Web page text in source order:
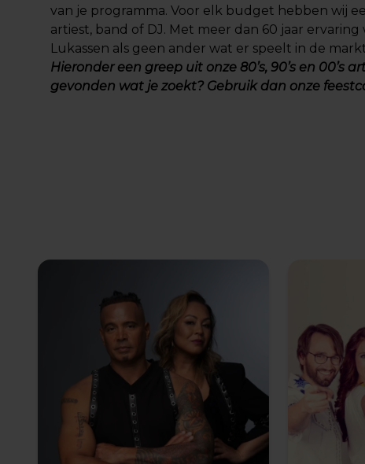
van je programma. Voor elk budget hebben wij
artiest, band of DJ. Met meer dan 60 jaar
Lukassen als geen ander wat er speelt in de
Hieronder een greep uit onze 80’s, 90’s en 00’s
gevonden wat je zoekt? Gebruik dan onze